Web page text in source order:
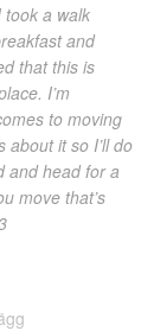
a walk
and
that this is
I’m
to moving
it so I’ll do
and head for a
move that’s